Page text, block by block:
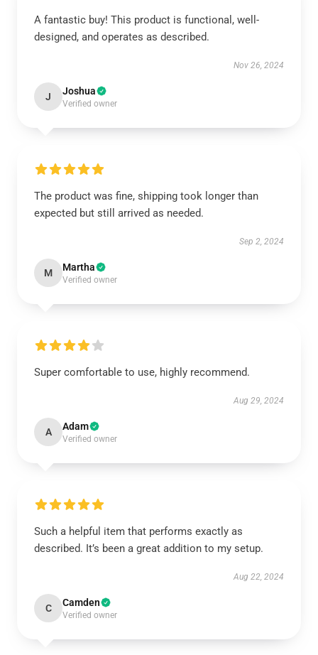
A fantastic buy! This product is functional, well-
designed, and operates as described.
Nov 26, 2024
J Joshua
Verified owner
The product was fine, shipping took longer than
expected but still arrived as needed.
Sep 2, 2024
M Martha
Verified owner
Super comfortable to use, highly recommend.
Aug 29, 2024
A Adam
Verified owner
Such a helpful item that performs exactly as
described. It’s been a great addition to my setup.
Aug 22, 2024
C Camden
Verified owner